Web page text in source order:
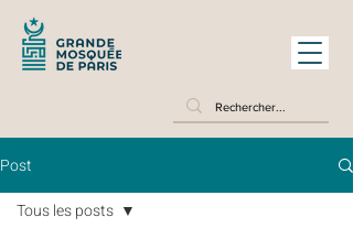
Post
Tous les posts